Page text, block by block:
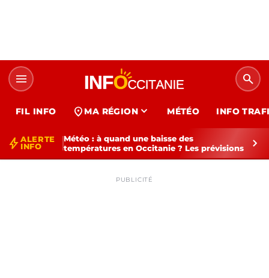
menu search
FIL INFO location_on MA RÉGION expand_more MÉTÉO INFO
bolt ALERTE
INFO
Météo : à quand une baisse des
températures en Occitanie ? Les prévisions
chevron_right
PUBLICITÉ